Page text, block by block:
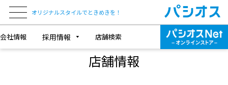
オリジナルスタイルでときめきを！
会社情報 採用情報 店舗検索
SHOP INFORMATION
店舗情報